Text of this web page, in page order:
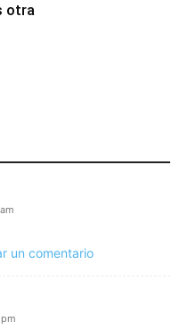
otra
un comentario